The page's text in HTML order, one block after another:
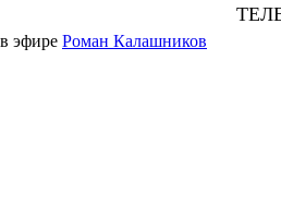
эфире Роман Калашников